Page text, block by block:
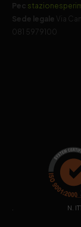
Pec
Sede legale
Via
081 5979100
. N. IT17/